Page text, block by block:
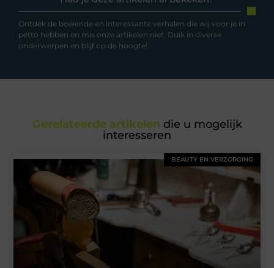
Ontdek de boeiende en interessante verhalen die wij voor je in
petto hebben en mis onze artikelen niet. Duik in diverse
onderwerpen en blijf op de hoogte!
Gerelateerde artikelen die u mogelijk
interesseren
BEAUTY EN VERZORGING